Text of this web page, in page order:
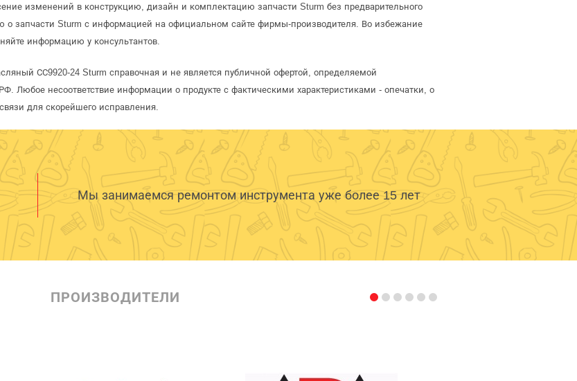
изменений в конструкцию, дизайн и комплектацию запчасти Sturm без предварительного
о запчасти Sturm с информацией на официальном сайте фирмы-производителя. Во избежание
информацию у консультантов.
СС9920-24 Sturm справочная и не является публичной офертой, определяемой
Любое несоответствие информации о продукте с фактическими характеристиками - опечатки, о
для скорейшего исправления.
Мы занимаемся ремонтом инструмента уже более 15 лет
ПРОИЗВОДИТЕЛИ